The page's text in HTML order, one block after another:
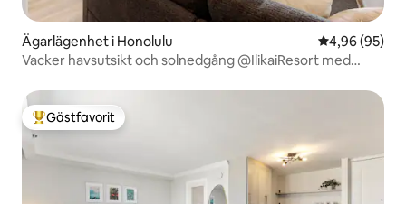
Ägarlägenhet i Honolulu 4,96 av 5 i
4,96 (95)
Vacker havsutsikt och solnedgång @IlikaiResort med
Populär gästfavorit
Gästfavorit